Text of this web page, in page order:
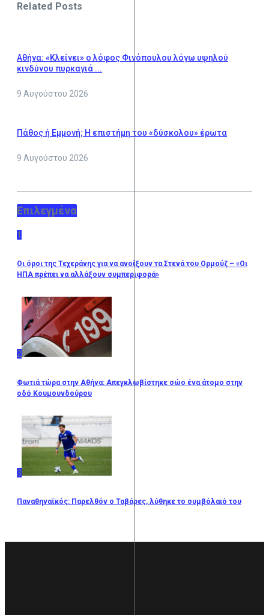
Related Posts
Αθήνα: «Κλείνει» ο λόφος Φινόπουλου λόγω υψηλού
κινδύνου πυρκαγιά ...
9 Αυγούστου 2026
Πάθος ή Εμμονή; Η επιστήμη του «δύσκολου» έρωτα
9 Αυγούστου 2026
Επιλεγμένα
1
Οι όροι της Τεχεράνης για να ανοίξουν τα Στενά του Ορμούζ – «Οι
ΗΠΑ πρέπει να αλλάξουν συμπεριφορά»
2
Φωτιά τώρα στην Αθήνα: Απεγκλωβίστηκε σώο ένα άτομο στην
οδό Κουμουνδούρου
3
Παναθηναϊκός: Παρελθόν ο Ταβάρες, λύθηκε το συμβόλαιό του